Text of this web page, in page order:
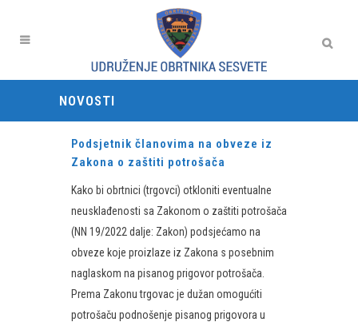
NOVOSTI
Podsjetnik članovima na obveze iz
Zakona o zaštiti potrošača
Kako bi obrtnici (trgovci) otkloniti eventualne
neusklađenosti sa Zakonom o zaštiti potrošača
(NN 19/2022 dalje: Zakon) podsjećamo na
obveze koje proizlaze iz Zakona s posebnim
naglaskom na pisanog prigovor potrošača.
Prema Zakonu trgovac je dužan omogućiti
potrošaču podnošenje pisanog prigovora u